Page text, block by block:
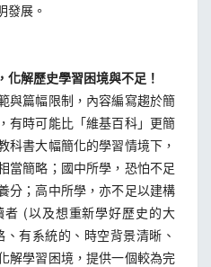
發展。
解歷史學習困境與不足！
篇幅限制，內容編寫趨於簡
有時可能比「維基百科」更簡
科書大幅簡化的學習情境下，
當簡略；國中所學，恐怕不足
分；高中所學，亦不足以建構
(以及想重新學好歷史的大
有系統的、時空背景清晰、
解學習困境，提供一個較為完